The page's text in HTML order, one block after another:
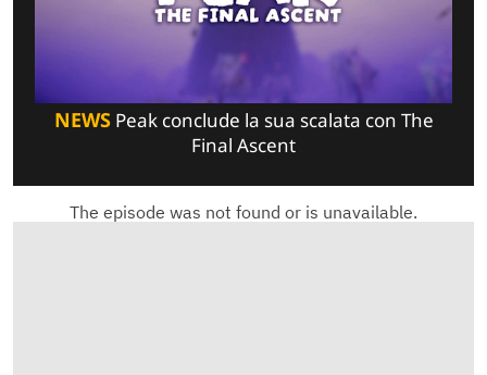
NEWSPeak conclude la sua scalata con The
Final Ascent